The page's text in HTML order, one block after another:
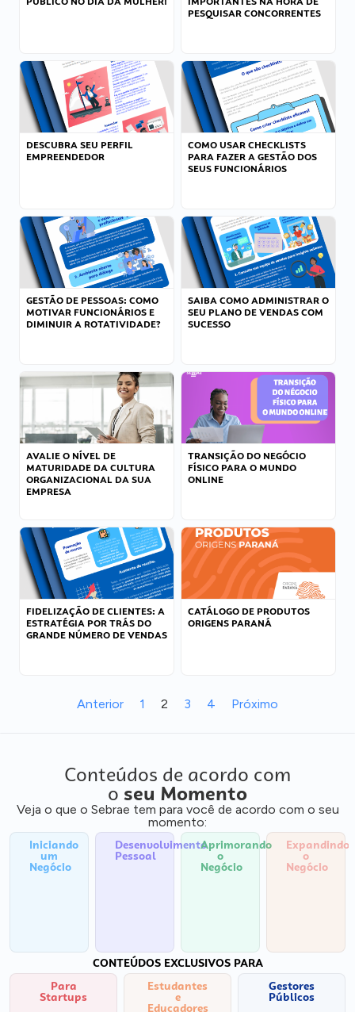
PESQUISAR CONCORRENTES
DESCUBRA SEU PERFIL
EMPREENDEDOR
COMO USAR CHECKLISTS
PARA FAZER A GESTÃO DOS
SEUS FUNCIONÁRIOS
GESTÃO DE PESSOAS: COMO
MOTIVAR FUNCIONÁRIOS E
DIMINUIR A ROTATIVIDADE?
SAIBA COMO ADMINISTRAR O
SEU PLANO DE VENDAS COM
SUCESSO
AVALIE O NÍVEL DE
MATURIDADE DA CULTURA
ORGANIZACIONAL DA SUA
EMPRESA
TRANSIÇÃO DO NEGÓCIO
FÍSICO PARA O MUNDO
ONLINE
FIDELIZAÇÃO DE CLIENTES: A
ESTRATÉGIA POR TRÁS DO
GRANDE NÚMERO DE VENDAS
CATÁLOGO DE PRODUTOS
ORIGENS PARANÁ
Anterior 1 2 3 4 Próximo
Conteúdos de acordo com
o seu Momento
Veja o que o Sebrae tem para você de acordo com o seu
momento:
Iniciando
um
Negócio
Desenvolvimento
Pessoal
Aprimorando
o
Negócio
Expandindo
o
Negócio
CONTEÚDOS EXCLUSIVOS PARA
Para
Startups
Estudantes
e
Educadores
Gestores
Públicos